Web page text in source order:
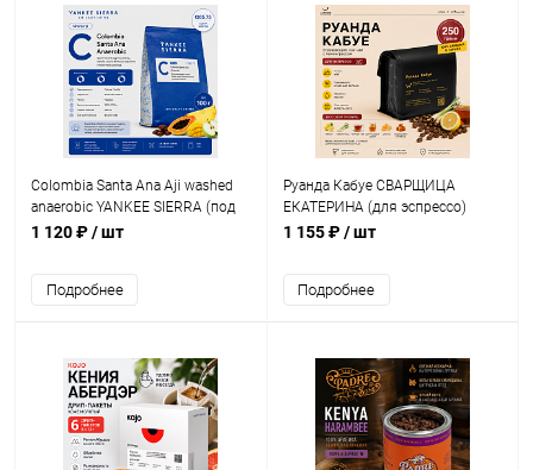
Colombia Santa Ana Aji washed
anaerobic YANKEE SIERRA (под
фильтр) кофе в зернах, упак.
1 120 ₽/ шт
Подробнее
Руанда Кабуе СВАРЩИЦА
ЕКАТЕРИНА (для эспрессо)
кофе в зернах, упак. 250 г.
1 155 ₽/ шт
Подробнее